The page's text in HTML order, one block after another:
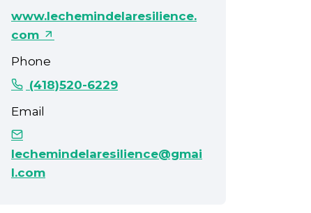
www.lechemindelaresilience.
com
Phone
(418)520-6229
Email
lechemindelaresilience@gmai
l.com